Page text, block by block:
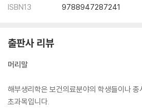
3 머리뼈의 주요 통로 67
1 개요 67
1 개요 69
2 구성 뼈 69
ISBN13
9788947287241
출판사 리뷰
머리말
해부생리학은 보건의료분야의 학생들이나 종
초과목입니다.